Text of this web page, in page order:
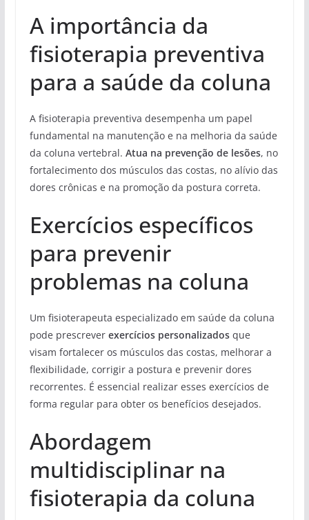
A importância da
fisioterapia preventiva
para a saúde da coluna
A fisioterapia preventiva desempenha um papel
fundamental na manutenção e na melhoria da saúde
da coluna vertebral. Atua na prevenção de lesões, no
fortalecimento dos músculos das costas, no alívio das
dores crônicas e na promoção da postura correta.
Exercícios específicos
para prevenir
problemas na coluna
Um fisioterapeuta especializado em saúde da coluna
pode prescrever exercícios personalizadosque
visam fortalecer os músculos das costas, melhorar a
flexibilidade, corrigir a postura e prevenir dores
recorrentes. É essencial realizar esses exercícios de
forma regular para obter os benefícios desejados.
Abordagem
multidisciplinar na
fisioterapia da coluna